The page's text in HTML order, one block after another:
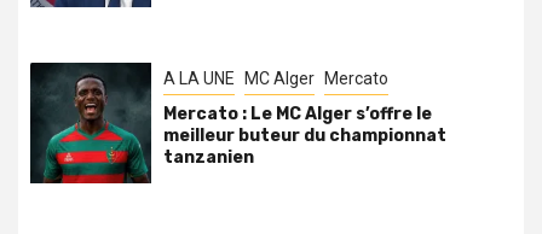
A LA UNE MC Alger Mercato
Mercato : Le MC Alger s’offre le
meilleur buteur du championnat
tanzanien